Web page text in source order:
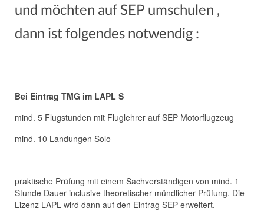
und möchten auf SEP umschulen ,
dann ist folgendes notwendig :
Bei Eintrag TMG im LAPL S
mind. 5 Flugstunden mit Fluglehrer auf SEP Motorflugzeug
mind. 10 Landungen Solo
praktische Prüfung mit einem Sachverständigen von mind. 1
Stunde Dauer inclusive theoretischer mündlicher Prüfung. Die
Lizenz LAPL wird dann auf den Eintrag SEP erweitert.